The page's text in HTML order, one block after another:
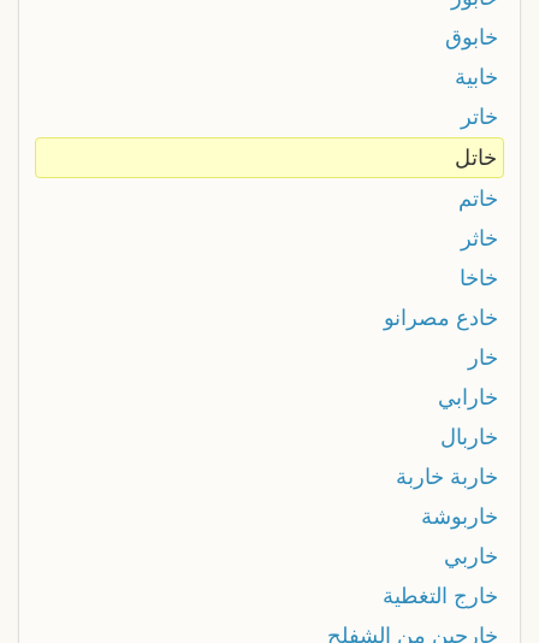
خابوق
خابية
خاتر
خاتل
خاتم
خاثر
خاخا
خادع مصرانو
خار
خارابي
خاربال
خاربة خاربة
خاربوشة
خاربي
خارج التغطية
خارجين من الشفلح